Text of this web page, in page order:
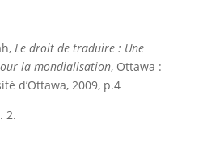
Le droit de traduire : Une
la mondialisation, Ottawa :
d’Ottawa, 2009, p.4
2.